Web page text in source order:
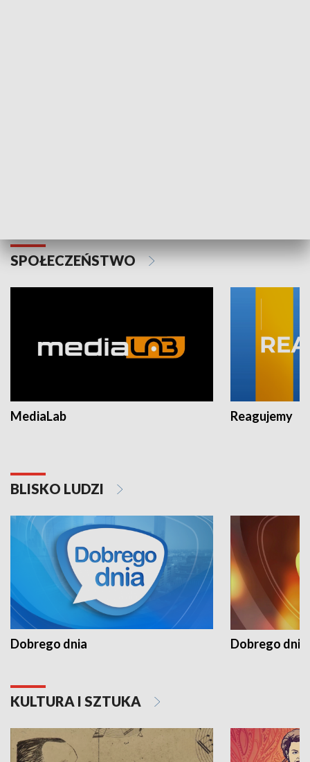
SPOŁECZEŃSTWO
MediaLab Reagujemy
BLISKO LUDZI
Dobrego dnia Dobrego dnia
KULTURA I SZTUKA